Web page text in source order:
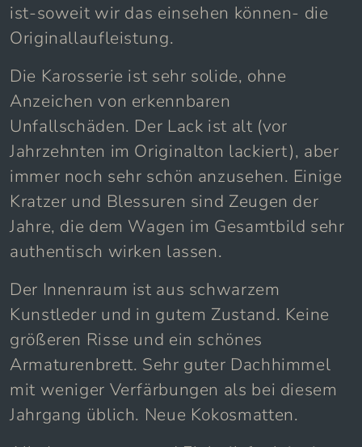
ist-soweit wir das einsehen können- die
Originallaufleistung.
Die Karosserie ist sehr solide, ohne
Anzeichen von erkennbaren
Unfallschäden. Der Lack ist alt (vor
Jahrzehnten im Originalton lackiert), aber
immer noch sehr schön anzusehen. Einige
Kratzer und Blessuren sind Zeugen der
Jahre, die dem Wagen im Gesamtbild sehr
authentisch wirken lassen.
Der Innenraum ist aus schwarzem
Kunstleder und in gutem Zustand. Keine
größeren Risse und ein schönes
Armaturenbrett. Sehr guter Dachhimmel
mit weniger Verfärbungen als bei diesem
Jahrgang üblich. Neue Kokosmatten.